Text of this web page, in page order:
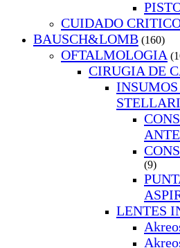
CUIDADO
BAUSCH&LOMB (160)
OFTALMOLOGIA
CIRUGIA DE
(9)
LENTES